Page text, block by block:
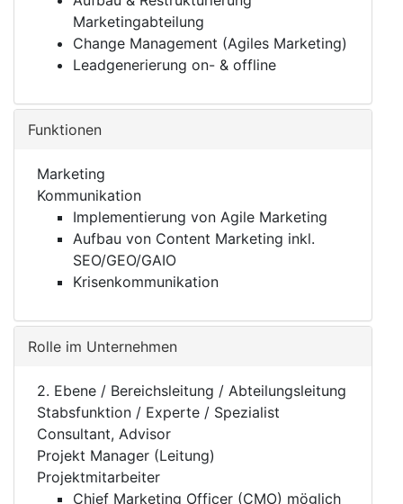
Marketingabteilung
Change Management (Agiles Marketing)
Leadgenerierung on- & offline
Funktionen
Marketing
Kommunikation
Implementierung von Agile Marketing
Aufbau von Content Marketing inkl.
SEO/GEO/GAIO
Krisenkommunikation
Rolle im Unternehmen
2. Ebene / Bereichsleitung / Abteilungsleitung
Stabsfunktion / Experte / Spezialist
Consultant, Advisor
Projekt Manager (Leitung)
Projektmitarbeiter
Chief Marketing Officer (CMO) möglich